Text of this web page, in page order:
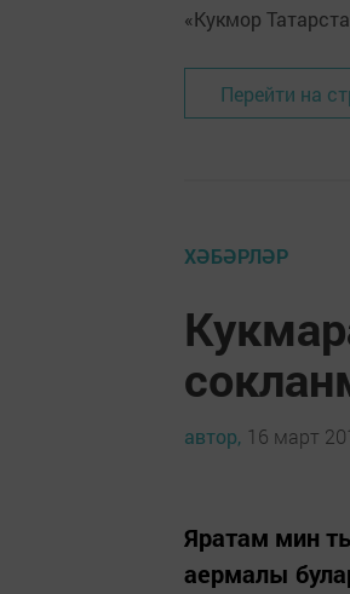
«Кукмор
Перейти на
ХӘБӘРЛӘР
автор, 16 март
Яратам мин
аермалы